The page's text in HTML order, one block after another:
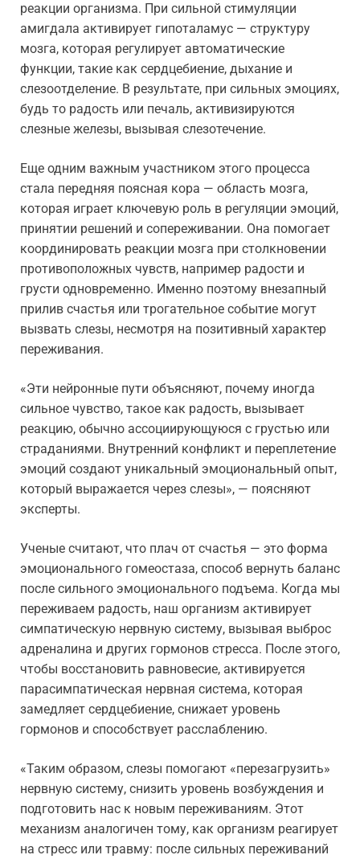
реакции организма. При сильной стимуляции
амигдала активирует гипоталамус — структуру
мозга, которая регулирует автоматические
функции, такие как сердцебиение, дыхание и
слезоотделение. В результате, при сильных эмоциях,
будь то радость или печаль, активизируются
слезные железы, вызывая слезотечение.
Еще одним важным участником этого процесса
стала передняя поясная кора — область мозга,
которая играет ключевую роль в регуляции эмоций,
принятии решений и сопереживании. Она помогает
координировать реакции мозга при столкновении
противоположных чувств, например радости и
грусти одновременно. Именно поэтому внезапный
прилив счастья или трогательное событие могут
вызвать слезы, несмотря на позитивный характер
переживания.
«Эти нейронные пути объясняют, почему иногда
сильное чувство, такое как радость, вызывает
реакцию, обычно ассоциирующуюся с грустью или
страданиями. Внутренний конфликт и переплетение
эмоций создают уникальный эмоциональный опыт,
который выражается через слезы», — поясняют
эксперты.
Ученые считают, что плач от счастья — это форма
эмоционального гомеостаза, способ вернуть баланс
после сильного эмоционального подъема. Когда мы
переживаем радость, наш организм активирует
симпатическую нервную систему, вызывая выброс
адреналина и других гормонов стресса. После этого,
чтобы восстановить равновесие, активируется
парасимпатическая нервная система, которая
замедляет сердцебиение, снижает уровень
гормонов и способствует расслаблению.
«Таким образом, слезы помогают «перезагрузить»
нервную систему, снизить уровень возбуждения и
подготовить нас к новым переживаниям. Этот
механизм аналогичен тому, как организм реагирует
на стресс или травму: после сильных переживаний